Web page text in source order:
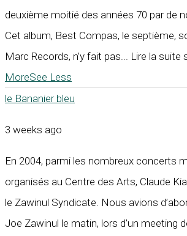
deuxième moitié des années 70 par de
Cet album, Best Compas, le septième,
Marc Records, n’y fait pas... Lire la suite
MoreSee Less
le Bananier bleu
3 weeks ago
En 2004, parmi les nombreux concerts
organisés au Centre des Arts, Claude
le Zawinul Syndicate. Nous avions
Joe Zawinul le matin, lors d’un meeting